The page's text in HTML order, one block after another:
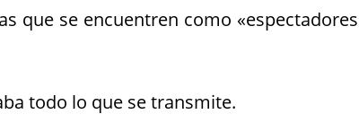
que se encuentren como
todo lo que se transmite.